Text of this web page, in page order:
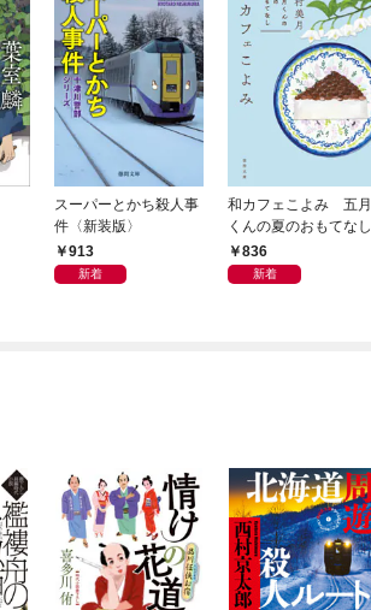
スーパーとかち殺人事
件〈新装版〉
913
新着
和カフェこよみ 五月
くんの夏のおもてなし
836
新着